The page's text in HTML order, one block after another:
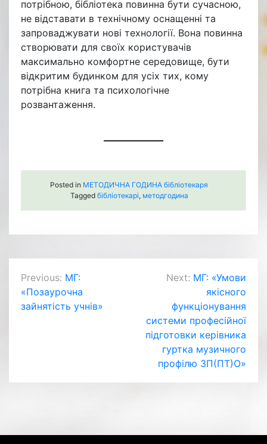
потрібною, бібліотека повинна бути сучасною,
не відставати в технічному оснащенні та
запроваджувати нові технології. Вона повинна
створювати для своїх користувачів
максимально комфортне середовище, бути
відкритим будинком для усіх тих, кому
потрібна книга та психологічне
розвантаження.
Posted in МЕТОДИЧНА ГОДИНА бібліотекаря
Tagged бібліотекарі, методгодина
Навігація
записів
Previous: МГ:
«Позаурочна
зайнятість учнів»
Next: МГ: «Умови
якісного
функціонування
системи професійної
підготовки керівника
гуртка музичного
профілю ЗП(ПТ)О»